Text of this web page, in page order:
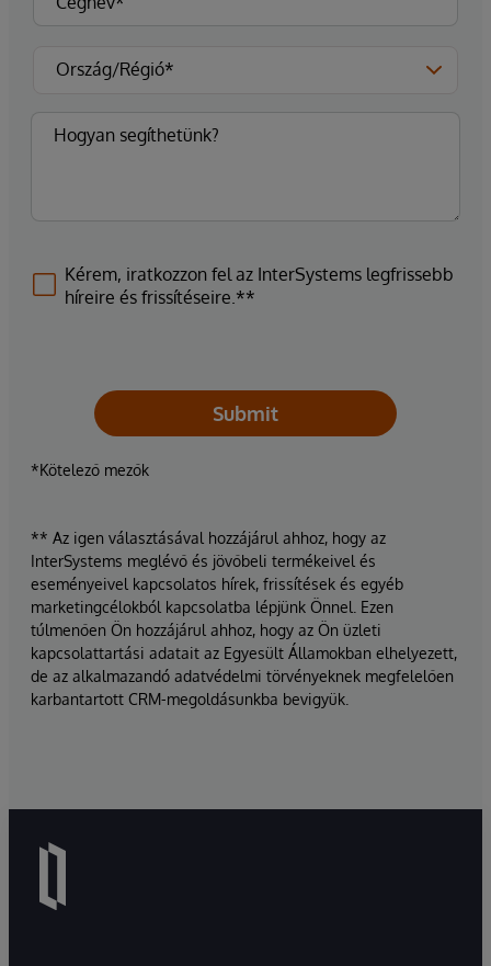
Kérem, iratkozzon fel az InterSystems legfrissebb
híreire és frissítéseire.**
Submit
*Kötelező mezők
** Az igen választásával hozzájárul ahhoz, hogy az
InterSystems meglévő és jövőbeli termékeivel és
eseményeivel kapcsolatos hírek, frissítések és egyéb
marketingcélokból kapcsolatba lépjünk Önnel. Ezen
túlmenően Ön hozzájárul ahhoz, hogy az Ön üzleti
kapcsolattartási adatait az Egyesült Államokban elhelyezett,
de az alkalmazandó adatvédelmi törvényeknek megfelelően
karbantartott CRM-megoldásunkba bevigyük.